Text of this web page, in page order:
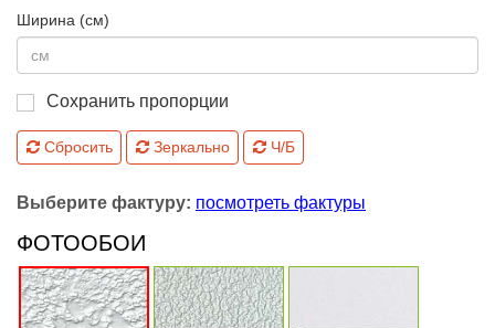
Ширина (см)
Сохранить пропорции
Сбросить Зеркально Ч/Б
Выберите фактуру: посмотреть фактуры
ФОТООБОИ